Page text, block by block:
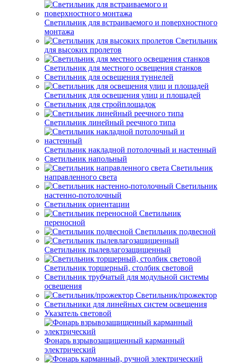
Светильник для встраиваемого и поверхностного
монтажа
Светильник
для высоких пролетов
Светильник для местного освещения станков
Светильник для освещения туннелей
Светильник для освещения улиц и площадей
Светильник для стройплощадок
Светильник линейный реечного типа
Светильник накладной потолочный и настенный
Светильник напольный
Светильник
направленного света
Светильник
настенно-потолочный
Светильник ориентации
Светильник
переносной
Светильник подвесной
Светильник пылевлагозащищенный
Светильник торшерный, столбик световой
Светильник трубчатый для модульной системы
освещения
Светильник/прожектор
Светильники для линейных систем освещения
Указатель световой
Фонарь взрывозащищенный карманный
электрический